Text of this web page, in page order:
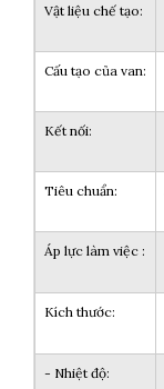
Vật liệu chế tạo:
Cấu tạo của van:
Kết nối:
Tiêu chuẩn:
Áp lực làm việc :
Kích thước:
- Nhiệt độ: